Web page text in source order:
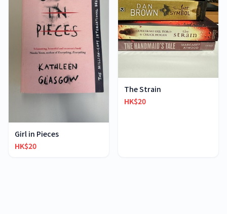
Girl in Pieces
HK$20
The Strain
HK$20